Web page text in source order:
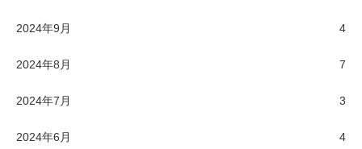
2024年9月 4
2024年8月 7
2024年7月 3
2024年6月 4